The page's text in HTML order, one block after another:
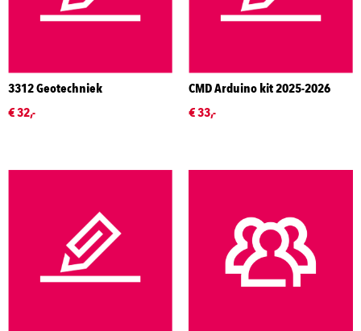
3312 Geotechniek
€ 32,-
CMD Arduino kit 2025-2026
€ 33,-